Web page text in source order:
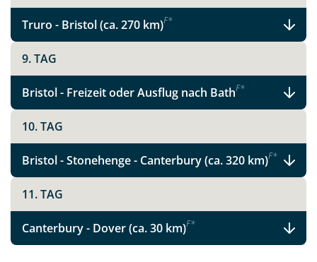
Truro - Bristol (ca. 270 km)F*
9. TAG
Bristol - Freizeit oder Ausflug nach BathF*
10. TAG
Bristol - Stonehenge - Canterbury (ca. 320 km)F*
11. TAG
Canterbury - Dover (ca. 30 km)F*